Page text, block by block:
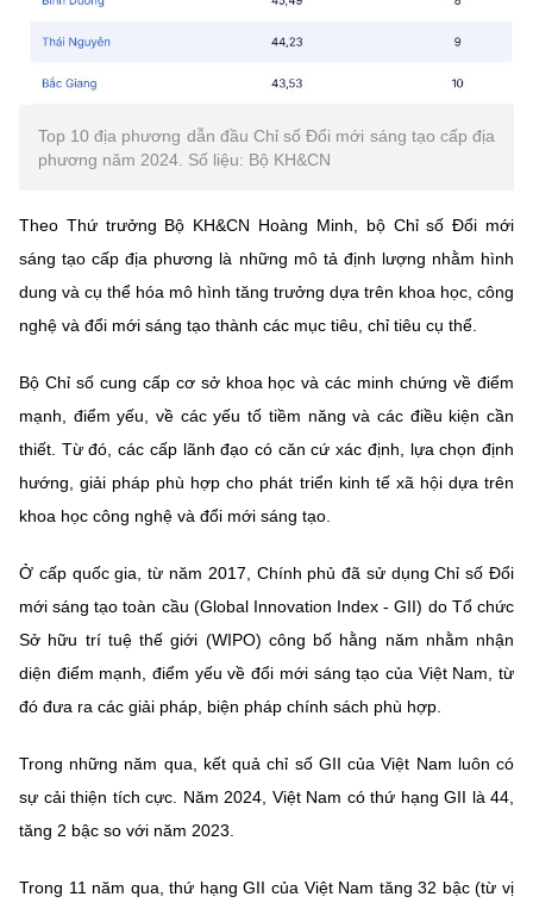
Top 10 địa phương dẫn đầu Chỉ số Đổi mới sáng tạo cấp địa
phương năm 2024. Số liệu: Bộ KH&CN
Theo Thứ trưởng Bộ KH&CN Hoàng Minh, bộ Chỉ số Đổi mới
sáng tạo cấp địa phương là những mô tả định lượng nhằm hình
dung và cụ thể hóa mô hình tăng trưởng dựa trên khoa học, công
nghệ và đổi mới sáng tạo thành các mục tiêu, chỉ tiêu cụ thể.
Bộ Chỉ số cung cấp cơ sở khoa học và các minh chứng về điểm
mạnh, điểm yếu, về các yếu tố tiềm năng và các điều kiện cần
thiết. Từ đó, các cấp lãnh đạo có căn cứ xác định, lựa chọn định
hướng, giải pháp phù hợp cho phát triển kinh tế xã hội dựa trên
khoa học công nghệ và đổi mới sáng tạo.
Ở cấp quốc gia, từ năm 2017, Chính phủ đã sử dụng Chỉ số Đổi
mới sáng tạo toàn cầu (Global Innovation Index - GII) do Tổ chức
Sở hữu trí tuệ thế giới (WIPO) công bố hằng năm nhằm nhận
diện điểm mạnh, điểm yếu về đổi mới sáng tạo của Việt Nam, từ
đó đưa ra các giải pháp, biện pháp chính sách phù hợp.
Trong những năm qua, kết quả chỉ số GII của Việt Nam luôn có
sự cải thiện tích cực. Năm 2024, Việt Nam có thứ hạng GII là 44,
tăng 2 bậc so với năm 2023.
Trong 11 năm qua, thứ hạng GII của Việt Nam tăng 32 bậc (từ vị